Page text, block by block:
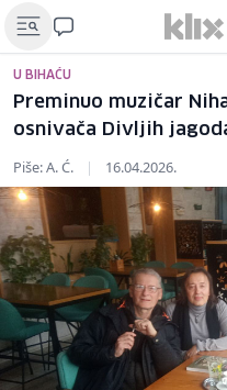
U BIHAĆU
Preminuo muzičar
osnivača Divljih
Piše: A. Ć. | 16.04.2026.